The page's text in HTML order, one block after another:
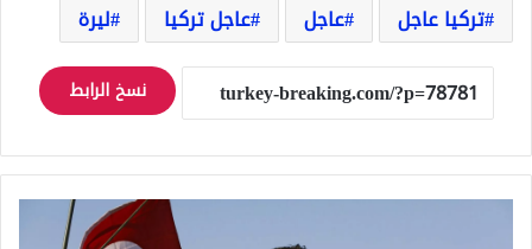
تركيا عاجل
عاجل عاجل تركيا ليرة
نسخ الرابط